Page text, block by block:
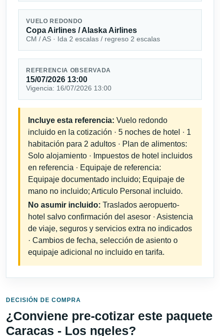
VUELO REDONDO
Copa Airlines / Alaska Airlines
CM / AS · Ida 2 escalas / regreso 2 escalas
REFERENCIA OBSERVADA
15/07/2026 13:00
Vigencia: 16/07/2026 13:00
Incluye esta referencia: Vuelo redondo
incluido en la cotización · 5 noches de hotel · 1
habitación para 2 adultos · Plan de alimentos:
Solo alojamiento · Impuestos de hotel incluidos
en referencia · Equipaje de referencia:
Equipaje documentado incluido; Equipaje de
mano no incluido; Articulo Personal incluido.
No asumir incluido: Traslados aeropuerto-
hotel salvo confirmación del asesor · Asistencia
de viaje, seguros y servicios extra no indicados
· Cambios de fecha, selección de asiento o
equipaje adicional no incluido en tarifa.
DECISIÓN DE COMPRA
¿Conviene pre-cotizar este paquete
Caracas - Los ngeles?